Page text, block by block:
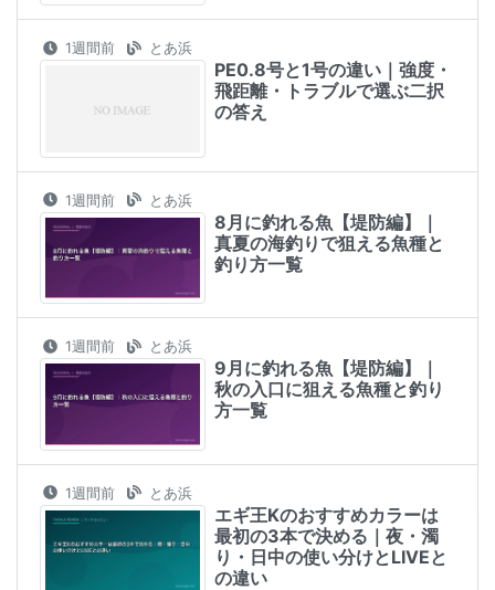
1週間前 とあ浜
PE0.8号と1号の違い｜強度・
飛距離・トラブルで選ぶ二択
の答え
1週間前 とあ浜
8月に釣れる魚【堤防編】｜
真夏の海釣りで狙える魚種と
釣り方一覧
1週間前 とあ浜
9月に釣れる魚【堤防編】｜
秋の入口に狙える魚種と釣り
方一覧
1週間前 とあ浜
エギ王Kのおすすめカラーは
最初の3本で決める｜夜・濁
り・日中の使い分けとLIVEと
の違い